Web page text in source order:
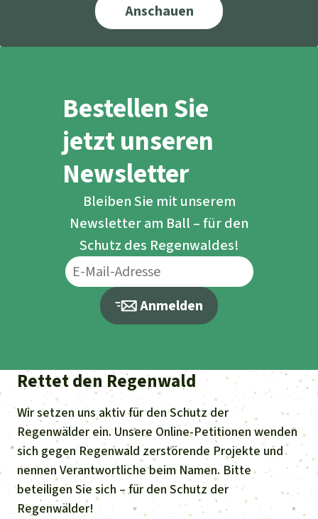
Anschauen
Bestellen Sie
jetzt unseren
Newsletter
Bleiben Sie mit unserem
Newsletter am Ball – für den
Schutz des Regenwaldes!
Anmelden
Rettet den Regenwald
Wir setzen uns aktiv für den Schutz der
Regenwälder ein. Unsere Online-Petitionen wenden
sich gegen Regenwald zerstörende Projekte und
nennen Verantwortliche beim Namen. Bitte
beteiligen Sie sich – für den Schutz der
Regenwälder!